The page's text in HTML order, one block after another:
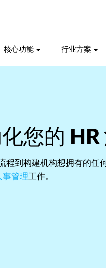
核心功能 行业方案
您的 HR
程到构建机构想拥有的任
事管理工作。